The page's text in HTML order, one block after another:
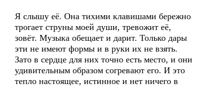
Я слышу её. Она тихими клавишами бережно
трогает струны моей души, тревожит её,
зовёт. Музыка обещает и дарит. Только дары
эти не имеют формы и в руки их не взять.
Зато в сердце для них точно есть место, и они
удивительным образом согревают его. И это
тепло настоящее, истинное и нет ничего в